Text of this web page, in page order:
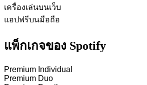
เครื่องเล่นบนเว็บ
แอปฟรีบนมือถือ
แพ็กเกจของ Spotify
Premium Individual
Premium Duo